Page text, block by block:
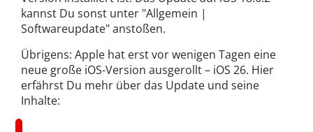
kannst Du sonst unter "Allgemein |
Softwareupdate" anstoßen.
Übrigens: Apple hat erst vor wenigen Tagen eine
neue große iOS-Version ausgerollt – iOS 26. Hier
erfährst Du mehr über das Update und seine
Inhalte: